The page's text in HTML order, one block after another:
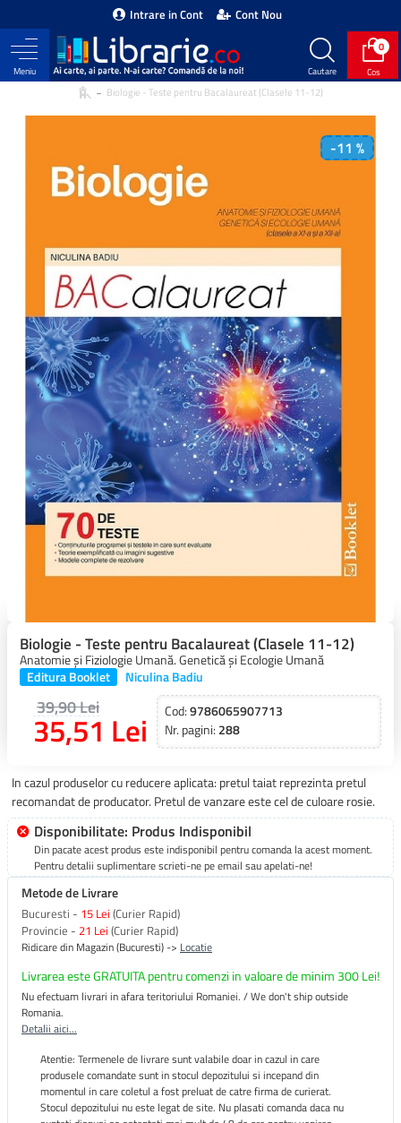
Intrare in Cont Cont Nou
0
Biologie - Teste pentru Bacalaureat (Clasele 11-12)
-11 %
Biologie - Teste pentru Bacalaureat (Clasele 11-12)
Anatomie și Fiziologie Umană. Genetică și Ecologie Umană
Editura Booklet
Niculina Badiu
35,51 Lei
39,90 Lei Cod:9786065907713
Nr. pagini: 288
Metode de Livrare
Bucuresti - 15 Lei (Curier Rapid)
Provincie - 21 Lei (Curier Rapid)
Ridicare din Magazin (Bucuresti) -> Locatie
Livrarea este GRATUITA pentru comenzi in valoare de minim 300 Lei!
Nu efectuam livrari in afara teritoriului Romaniei. / We don't ship outside
Romania.
Detalii aici...
Atentie: Termenele de livrare sunt valabile doar in cazul in care
produsele comandate sunt in stocul depozitului si incepand din
momentul in care coletul a fost preluat de catre firma de curierat.
Stocul depozitului nu este legat de site. Nu plasati comanda daca nu
In cazul produselor cu reducere aplicata: pretul taiat reprezinta pretul
recomandat de producator. Pretul de vanzare este cel de culoare rosie.
Disponibilitate: Produs Indisponibil
Din pacate acest produs este indisponibil pentru comanda la acest moment.
Pentru detalii suplimentare scrieti-ne pe email sau apelati-ne!